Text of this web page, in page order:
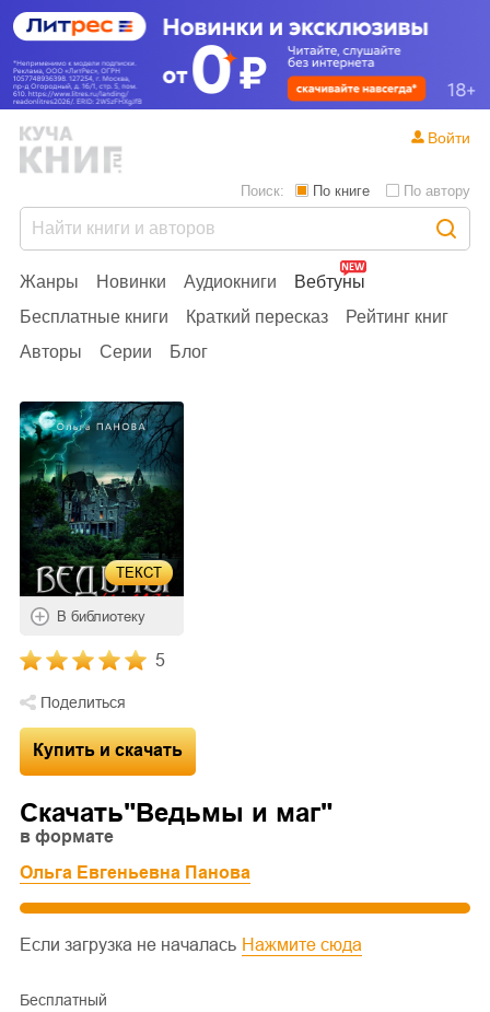
Жанры Новинки Аудиокниги
Вебтуны
Бесплатные книги
Краткий пересказ
Рейтинг книг
Авторы
Серии Блог
Поиск: По книге По автору
Войти
ТЕКСТ
В библиотеку
5
Поделиться
Скачать"Ведьмы и маг"
в формате
Ольга Евгеньевна Панова
Если загрузка не началась Нажмите сюда
Бесплатный
Купить и скачать